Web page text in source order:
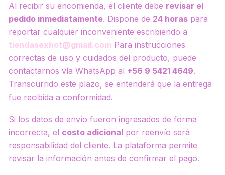
Al recibir su encomienda, el cliente debe revisar el
pedido inmediatamente. Dispone de 24 horaspara
reportar cualquier inconveniente escribiendo a
tiendasexhot@gmail.com Para instrucciones
correctas de uso y cuidados del producto, puede
contactarnos vía WhatsApp al +56 9 5421 4649.
Transcurrido este plazo, se entenderá que la entrega
fue recibida a conformidad.
Si los datos de envío fueron ingresados de forma
incorrecta, el costo adicionalpor reenvío será
responsabilidad del cliente. La plataforma permite
revisar la información antes de confirmar el pago.